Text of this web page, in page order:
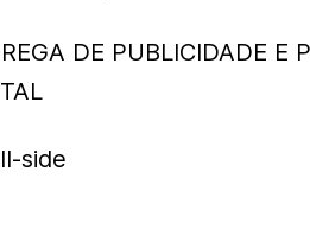
DE PUBLICIDADE E
side